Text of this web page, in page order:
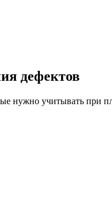
дефектов
нужно учитывать при